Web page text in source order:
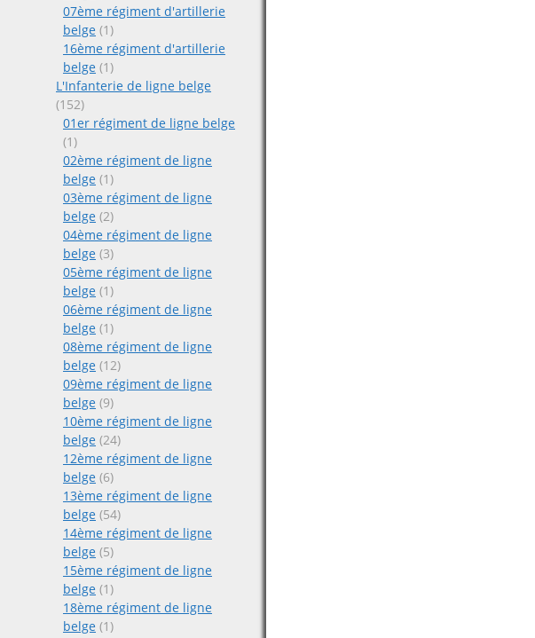
07ème régiment d'artillerie
belge (1)
16ème régiment d'artillerie
belge (1)
L'Infanterie de ligne belge
(152)
01er régiment de ligne belge
(1)
02ème régiment de ligne
belge (1)
03ème régiment de ligne
belge (2)
04ème régiment de ligne
belge (3)
05ème régiment de ligne
belge (1)
06ème régiment de ligne
belge (1)
08ème régiment de ligne
belge (12)
09ème régiment de ligne
belge (9)
10ème régiment de ligne
belge (24)
12ème régiment de ligne
belge (6)
13ème régiment de ligne
belge (54)
14ème régiment de ligne
belge (5)
15ème régiment de ligne
belge (1)
18ème régiment de ligne
belge (1)